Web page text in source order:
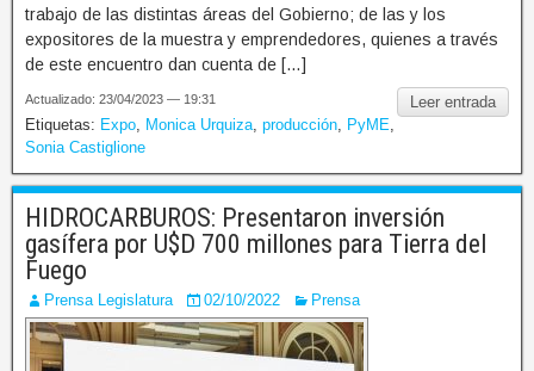
trabajo de las distintas áreas del Gobierno; de las y los
expositores de la muestra y emprendedores, quienes a través
de este encuentro dan cuenta de […]
Leer entrada
Actualizado: 23/04/2023 — 19:31
Etiquetas: Expo Monica Urquiza producción PyME
Sonia Castiglione
HIDROCARBUROS: Presentaron inversión
gasífera por U$D 700 millones para Tierra del
Fuego
Prensa Legislatura 02/10/2022 Prensa